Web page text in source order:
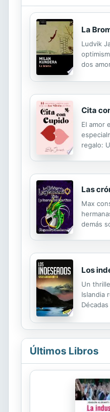
La
Ludvik
dos
Cita
El amor
regalo:
Las
Max
demás
Los
Un
Islandia
Últimos Libros